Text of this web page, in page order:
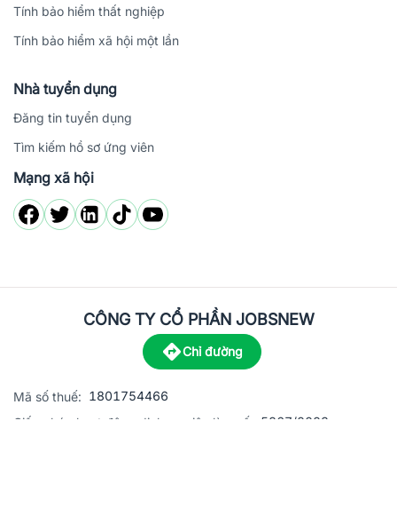
Tính bảo hiểm thất nghiệp
Tính bảo hiểm xã hội một lần
Nhà tuyển dụng
Đăng tin tuyển dụng
Tìm kiếm hồ sơ ứng viên
Mạng xã hội
CÔNG TY CỔ PHẦN JOBSNEW
Chỉ đường
Mã số thuế: 1801754466
Giấy phép hoạt động dịch vụ việc làm số:
5867/2023